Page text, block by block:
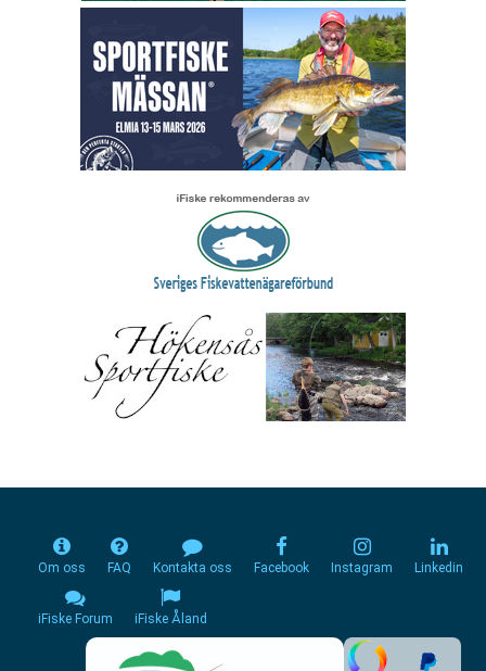
Om oss FAQ Kontakta oss Facebook Instagram Linkedin
iFiske Forum iFiske Åland